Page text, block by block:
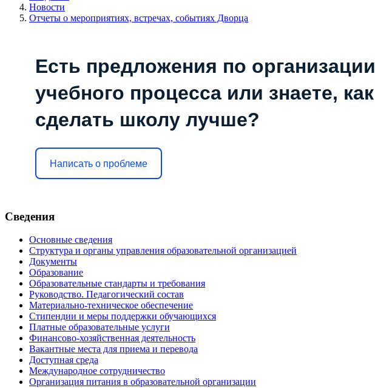
Новости
Отчеты о мероприятиях, встречах, событиях Дворца
Есть предложения по организации
учебного процесса или знаете, как
сделать школу лучше?
Написать о проблеме
Сведения
Основные сведения
Структура и органы управления образовательной организацией
Документы
Образование
Образовательные стандарты и требования
Руководство. Педагогический состав
Материально-техническое обеспечение
Стипендии и меры поддержки обучающихся
Платные образовательные услуги
Финансово-хозяйственная деятельность
Вакантные места для приема и перевода
Доступная среда
Международное сотрудничество
Организация питания в образовательной организации